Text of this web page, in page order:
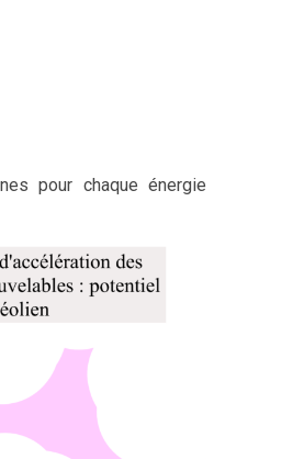
pour chaque énergie